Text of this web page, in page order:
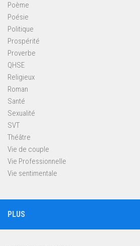
Poème
Poésie
Politique
Prospérité
Proverbe
QHSE
Religieux
Roman
Santé
Sexualité
SVT
Théâtre
Vie de couple
Vie Professionnelle
Vie sentimentale
PLUS